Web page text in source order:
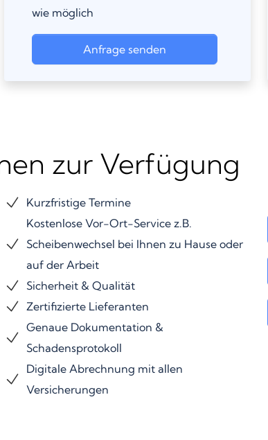
wie möglich
Anfrage senden
zur Verfügung
Kurzfristige Termine
Kostenlose Vor-Ort-Service z.B.
Scheibenwechsel bei Ihnen zu Hause oder
auf der Arbeit
Sicherheit & Qualität
Zertifizierte Lieferanten
Genaue Dokumentation &
Schadensprotokoll
Digitale Abrechnung mit allen
Versicherungen